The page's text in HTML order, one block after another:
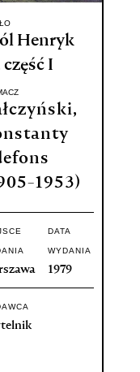
Henryk
część I
1953)
DATA
WYDANIA
1979